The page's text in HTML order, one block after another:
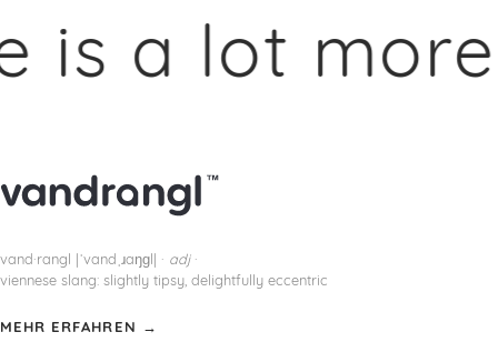
a lot more
vand·rangl |ˈvandˌɹaŋɡl| · adj·
viennese slang: slightly tipsy, delightfully eccentric
MEHR ERFAHREN →